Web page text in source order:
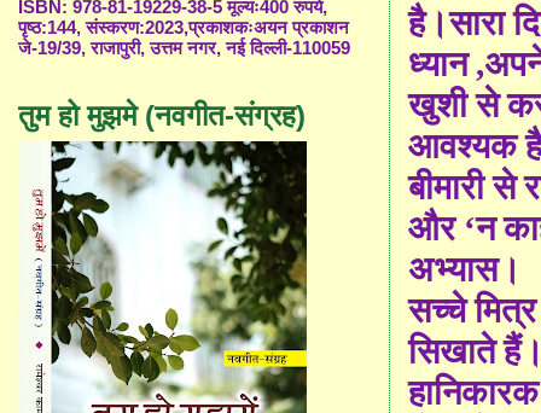
है।सारा
ध्यान,
खुशी से
आवश्यक
बीमारी से
और ‘न
अभ्यास।
सच्चे मित्र
सिखाते
ISBN: 978-81-19229-38-5 मूल्यः400 रुपये,
पृष्ठ:144, संस्करण:2023,प्रकाशकःअयन प्रकाशन
जे-19/39, राजापुरी, उत्तम नगर, नई दिल्ली-110059
तुम हो मुझमे (नवगीत-संग्रह)